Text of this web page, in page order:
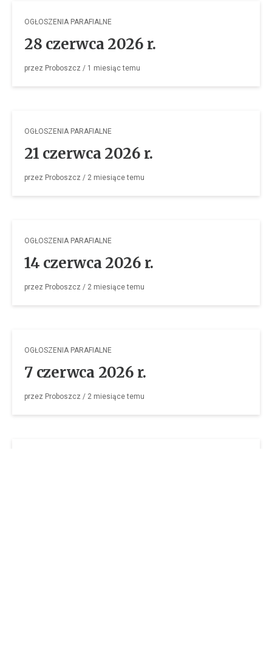
OGŁOSZENIA PARAFIALNE
28 czerwca 2026 r.
przez Proboszcz / 1 miesiąctemu
OGŁOSZENIA PARAFIALNE
21 czerwca 2026 r.
przez Proboszcz / 2 miesiącetemu
OGŁOSZENIA PARAFIALNE
14 czerwca 2026 r.
przez Proboszcz / 2 miesiącetemu
OGŁOSZENIA PARAFIALNE
7 czerwca 2026 r.
przez Proboszcz / 2 miesiącetemu